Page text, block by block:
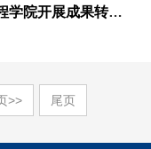
走进院系 | 技术转化研究院赴能源工程学院开展成果转化座谈会
>> 尾页